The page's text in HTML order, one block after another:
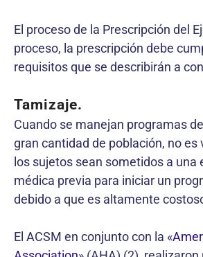
El proceso de la Prescripción del
proceso, la prescripción debe
requisitos que se describirán a
Tamizaje.
Cuando se manejan programas
gran cantidad de población, no es
los sujetos sean sometidos a una
médica previa para iniciar un
debido a que es altamente
El ACSM en conjunto con la «